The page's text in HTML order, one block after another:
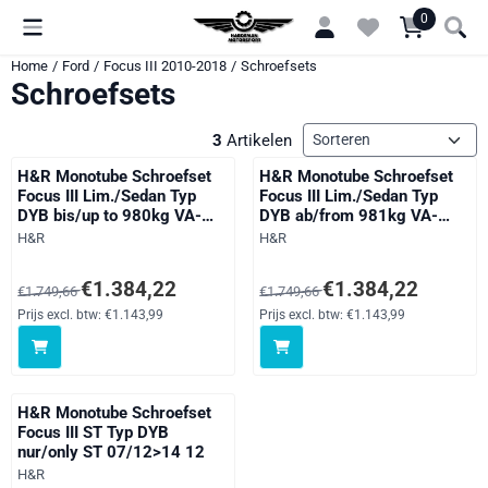
Cookievoorkeuren zijn momenteel gesloten. 0
Home / Ford / Focus III 2010-2018 / Schroefsets
Schroefsets
3 Artikelen Sorteermethode
H&R Monotube Schroefset
Focus III Lim./Sedan Typ
DYB bis/up to 980kg VA-
Last/FA-load 03/11>14 12
Merk:
H&R
Van 1 749,66 voor 1 384,22, exclusief btw: 1 143,99
€1.749,66€1.384,22
Prijs excl. btw: €1.143,99
H&R Monotube Schroefset
Focus III Lim./Sedan Typ
DYB ab/from 981kg VA-
Last/FA-load 03/11>14 12
Merk:
H&R
Van 1 749,66 voor 1 384,22,
€1.749,66€1.384,22
Prijs excl. btw: €1.143,99
H&R Monotube Schroefset
Focus III ST Typ DYB
nur/only ST 07/12>14 12
Merk:
H&R